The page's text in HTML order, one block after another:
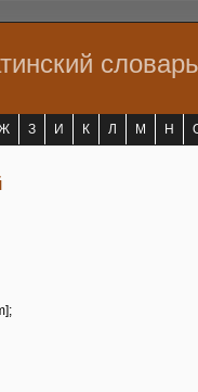
словарь
З И К Л М Н